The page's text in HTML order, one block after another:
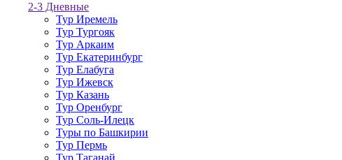
2-3 Дневные
Тур Иремель
Тур Тургояк
Тур Аркаим
Тур Екатеринбург
Тур Елабуга
Тур Ижевск
Тур Казань
Тур Оренбург
Тур Соль-Илецк
Туры по Башкирии
Тур Пермь
Тур Таганай